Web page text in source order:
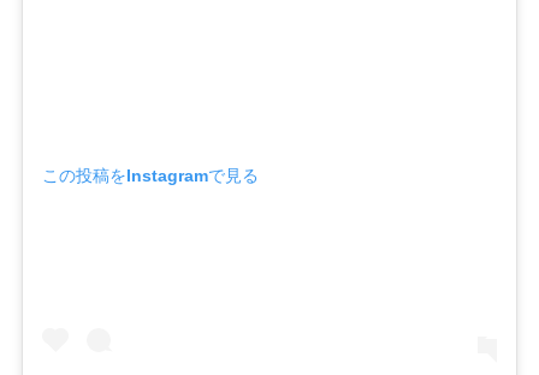
この投稿をInstagramで見る